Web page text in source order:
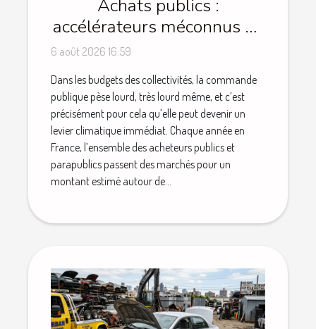
Achats publics :
accélérateurs méconnus de
la décarbonation locale
6 août 2026 16:59
Dans les budgets des collectivités, la commande
publique pèse lourd, très lourd même, et c’est
précisément pour cela qu’elle peut devenir un
levier climatique immédiat. Chaque année en
France, l’ensemble des acheteurs publics et
parapublics passent des marchés pour un
montant estimé autour de...